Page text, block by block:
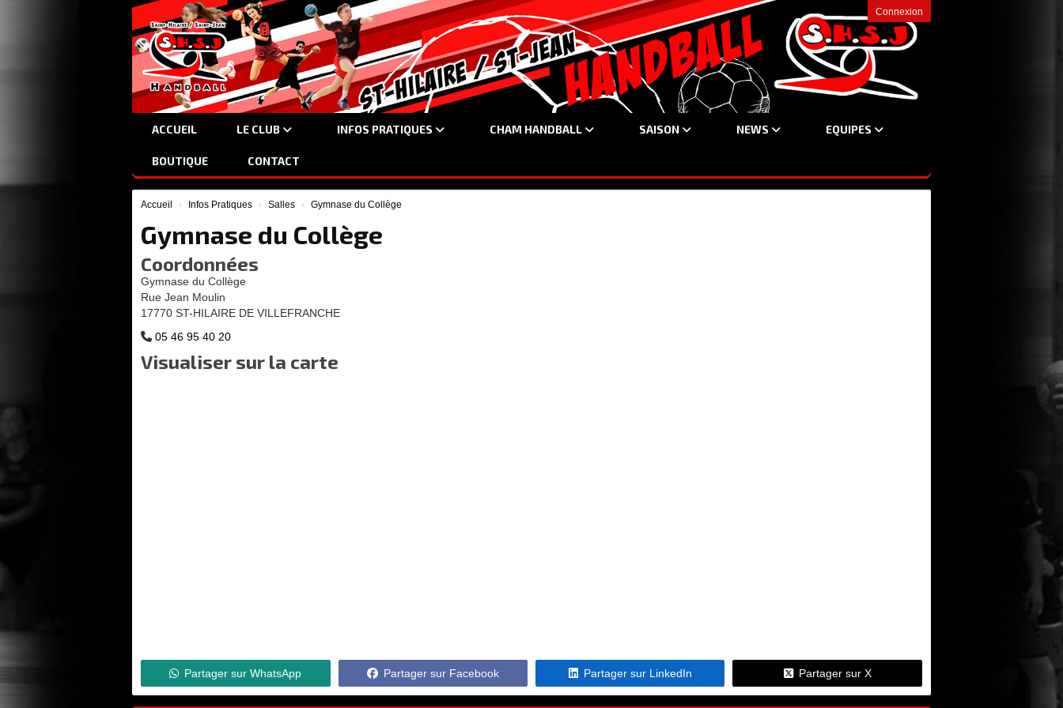
Connexion
ACCUEIL LE CLUB INFOS PRATIQUES CHAM HANDBALL SAISON NEWS EQUIPES
BOUTIQUE CONTACT
Accueil Infos Pratiques Salles Gymnase du Collège
Gymnase du Collège
Coordonnées
Gymnase du Collège
Rue Jean Moulin
17770 ST-HILAIRE DE VILLEFRANCHE
05 46 95 40 20
Visualiser sur la carte
Partager sur WhatsApp Partager sur Facebook Partager sur LinkedIn Partager sur X
Panneau de gestion des cookies